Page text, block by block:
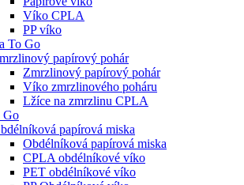
Víko CPLA
PP víko
To Go
papírový pohár
Zmrzlinový papírový pohár
Víko zmrzlinového poháru
Lžíce na zmrzlinu CPLA
Go
papírová miska
Obdélníková papírová miska
CPLA obdélníkové víko
PET obdélníkové víko